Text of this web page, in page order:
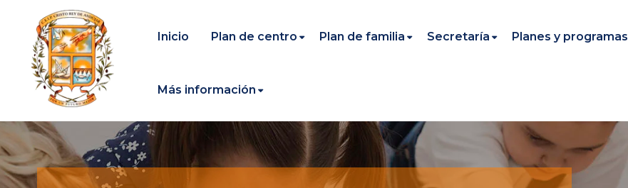
Inicio Plan de centro Plan de familia Secretaría Planes y programas
Más información